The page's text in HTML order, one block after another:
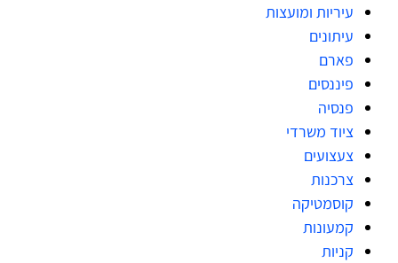
עיריות ומועצות
עיתונים
פארם
פיננסים
פנסיה
ציוד משרדי
צעצועים
צרכנות
קוסמטיקה
קמעונות
קניות